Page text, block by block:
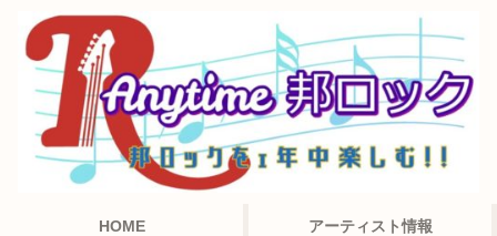
HOME アーティスト情報